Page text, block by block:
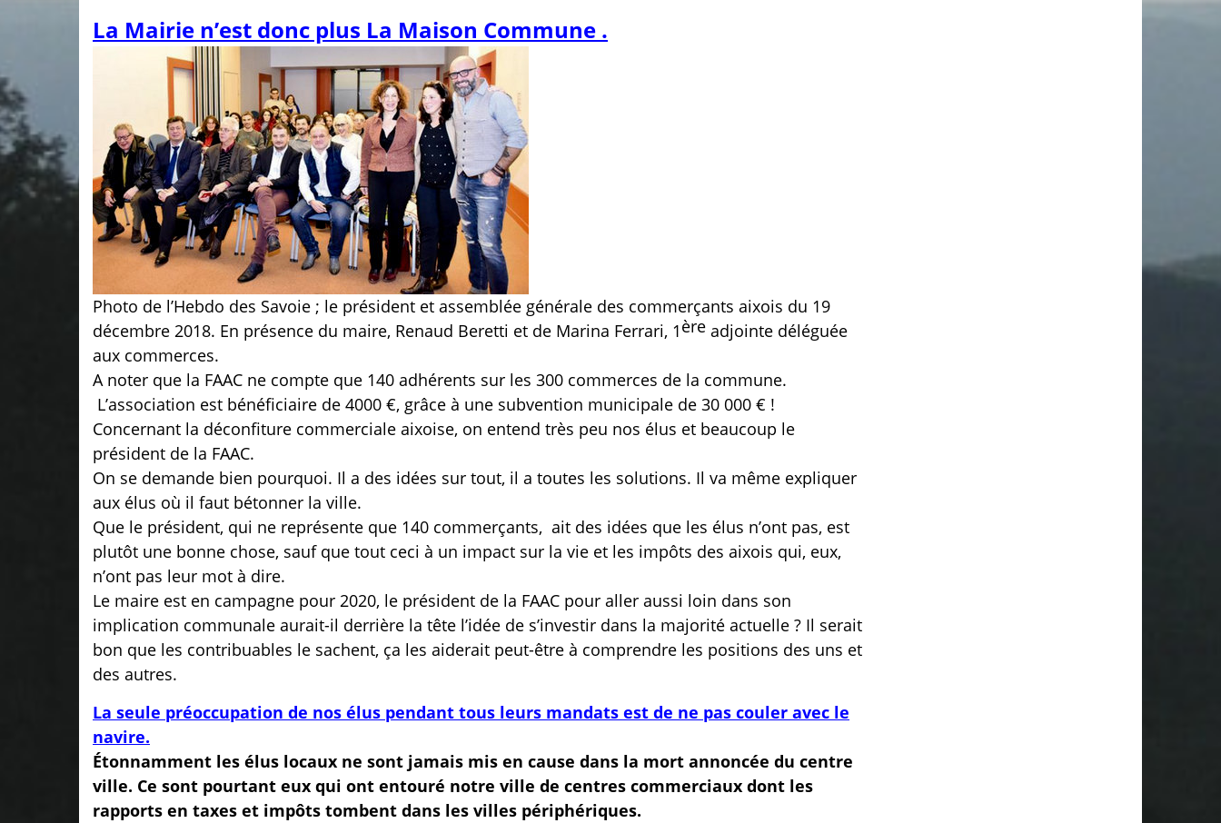
La Mairie n’est donc plus La Maison Commune .
Photo de l’Hebdo des Savoie ; le président et assemblée générale des commerçants aixois du 19
décembre 2018. En présence du maire, Renaud Beretti et de Marina Ferrari, 1ère adjointe déléguée
aux commerces.
A noter que la FAAC ne compte que 140 adhérents sur les 300 commerces de la commune.
L’association est bénéficiaire de 4000 €, grâce à une subvention municipale de 30 000 € !
Concernant la déconfiture commerciale aixoise, on entend très peu nos élus et beaucoup le
président de la FAAC.
On se demande bien pourquoi. Il a des idées sur tout, il a toutes les solutions. Il va même expliquer
aux élus où il faut bétonner la ville.
Que le président, qui ne représente que 140 commerçants, ait des idées que les élus n’ont pas, est
plutôt une bonne chose, sauf que tout ceci à un impact sur la vie et les impôts des aixois qui, eux,
n’ont pas leur mot à dire.
Le maire est en campagne pour 2020, le président de la FAAC pour aller aussi loin dans son
implication communale aurait-il derrière la tête l’idée de s’investir dans la majorité actuelle ? Il serait
bon que les contribuables le sachent, ça les aiderait peut-être à comprendre les positions des uns et
des autres.
La seule préoccupation de nos élus pendant tous leurs mandats est de ne pas couler avec le
navire.
Étonnamment les élus locaux ne sont jamais mis en cause dans la mort annoncée du centre
ville. Ce sont pourtant eux qui ont entouré notre ville de centres commerciaux dont les
rapports en taxes et impôts tombent dans les villes périphériques.